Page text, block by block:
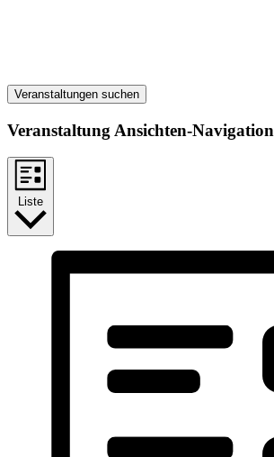
Veranstaltungen suchen
Veranstaltung Ansichten-Navigation
Liste